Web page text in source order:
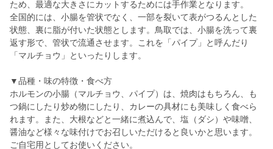
ため、最適な大きさにカットするためには手作業となります。
全国的には、小腸を管状でなく、一部を裂いて表がつるんとした
状態、裏に脂が付いた状態とします。鳥取では、小腸を洗って裏
返す形で、管状で流通させます。これを「パイプ」と呼んだり
「マルチョウ」といったりします。
▼品種・味の特徴・食べ方
ホルモンの小腸（マルチョウ、パイプ）は、焼肉はもちろん、も
つ鍋にしたり炒め物にしたり、カレーの具材にも美味しく食べら
れます。また、大根などと一緒に煮込んで、塩（ダシ）や味噌、
醤油など様々な味付けでお召しいただけると良いかと思います。
ご自宅用としてお使いください。